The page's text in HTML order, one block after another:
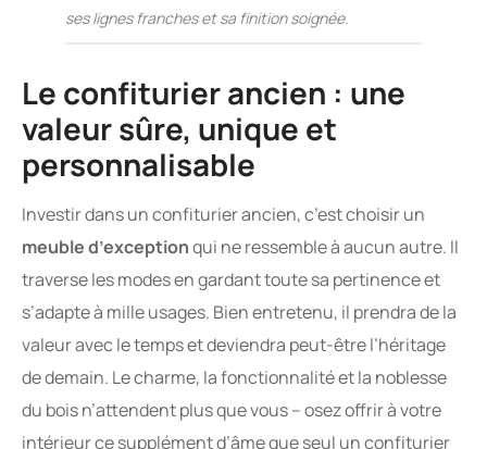
valeur sûre, unique et
Investir dans un confiturier ancien, c’est choisir un
meuble d’exception qui ne ressemble à aucun autre. Il
traverse les modes en gardant toute sa pertinence et
s’adapte à mille usages. Bien entretenu, il prendra de la
valeur avec le temps et deviendra peut-être l’héritage
de demain. Le charme, la fonctionnalité et la noblesse
du bois n’attendent plus que vous – osez offrir à votre
intérieur ce supplément d’âme que seul un confiturier
authentique peut apporter.
Envie de dénicher la pièce idéale ou de restaurer un